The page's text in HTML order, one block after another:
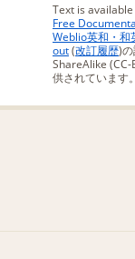
Text is
Free
Weblio英和・和
out(改訂履歴)
ShareAlike
供されています。